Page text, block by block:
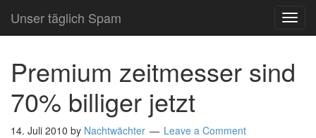
Unser täglich Spam
Premium zeitmesser sind
70% billiger jetzt
14. Juli 2010 by Nachtwächter Leave a Comment